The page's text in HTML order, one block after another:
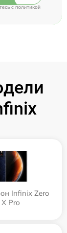
c политикой
Infinix Zero
X Pro